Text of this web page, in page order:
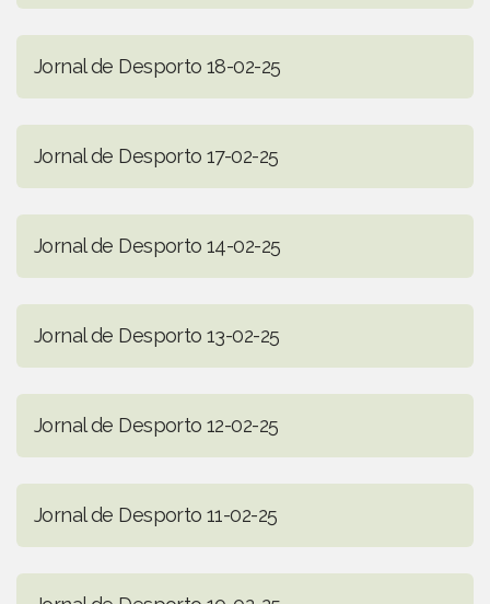
Jornal de Desporto 18-02-25
Jornal de Desporto 17-02-25
Jornal de Desporto 14-02-25
Jornal de Desporto 13-02-25
Jornal de Desporto 12-02-25
Jornal de Desporto 11-02-25